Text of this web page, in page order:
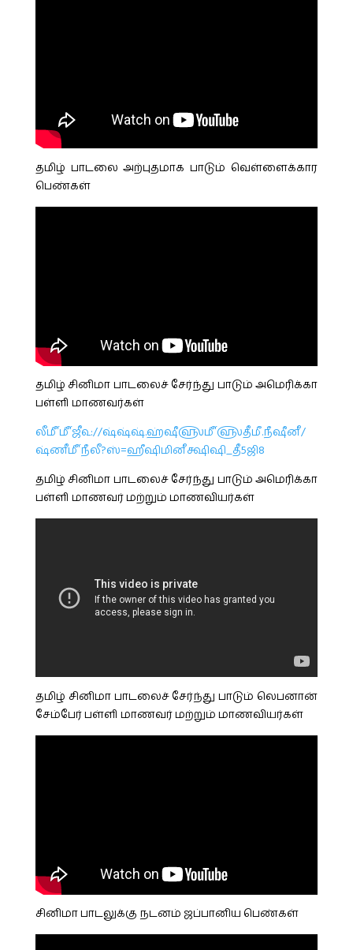
தமிழ் பாடலை அற்புதமாக பாடும் வெள்ளைக்கார
பெண்கள்
தமிழ் சினிமா பாடலைச் சேர்ந்து பாடும் அமெரிக்கா
பள்ளி மாணவர்கள்
லீ௴௴ஜீ௳://ஷ்ஷ்ஷ்.ஹ்ஷீ௵௴௵தீமீ.நீஷீனீ/
ஷ்ணீ௴நீலீ?ஸ்=ஹீஷிமினீக்ஷிஷி_தீ5ஜி8
தமிழ் சினிமா பாடலைச் சேர்ந்து பாடும் அமெரிக்கா
பள்ளி மாணவர் மற்றும் மாணவியர்கள்
தமிழ் சினிமா பாடலைச் சேர்ந்து பாடும் லெபனான்
சேம்பேர் பள்ளி மாணவர் மற்றும் மாணவியர்கள்
சினிமா பாடலுக்கு நடனம் ஜப்பானிய பெண்கள்